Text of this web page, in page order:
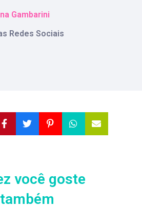
Gambarini
Redes Sociais
você goste
também